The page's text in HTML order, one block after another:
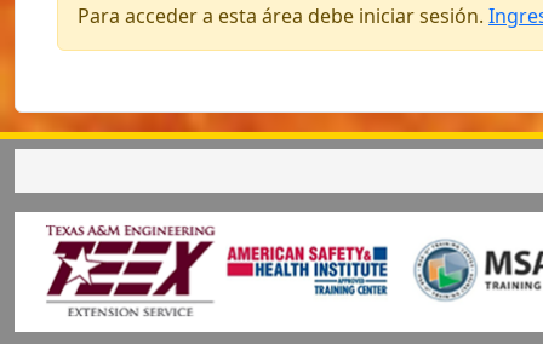
Para acceder a esta área debe iniciar sesión.